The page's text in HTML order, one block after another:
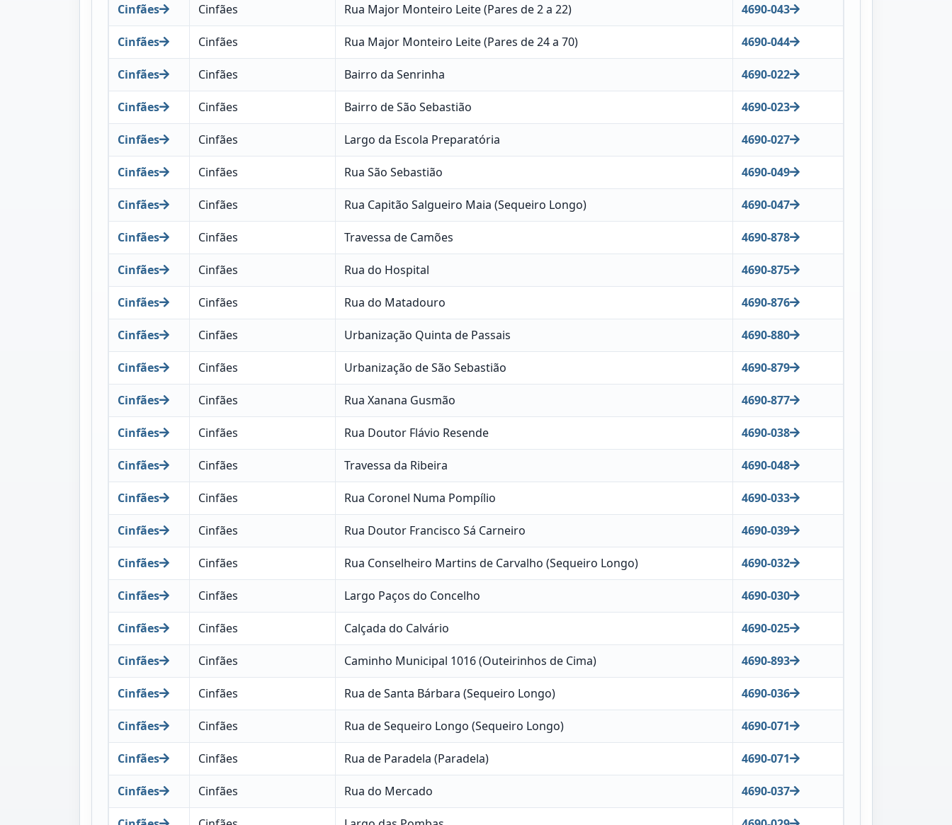
Cinfães Cinfães Rua Major Monteiro Leite (Pares de 2 a 22) 4690-043
Cinfães Cinfães Rua Major Monteiro Leite (Pares de 24 a 70) 4690-044
Cinfães Cinfães Bairro da Senrinha 4690-022
Cinfães Cinfães Bairro de São Sebastião 4690-023
Cinfães Cinfães Largo da Escola Preparatória 4690-027
Cinfães Cinfães Rua São Sebastião 4690-049
Cinfães Cinfães Rua Capitão Salgueiro Maia (Sequeiro Longo) 4690-047
Cinfães Cinfães Travessa de Camões 4690-878
Cinfães Cinfães Rua do Hospital 4690-875
Cinfães Cinfães Rua do Matadouro 4690-876
Cinfães Cinfães Urbanização Quinta de Passais 4690-880
Cinfães Cinfães Urbanização de São Sebastião 4690-879
Cinfães Cinfães Rua Xanana Gusmão 4690-877
Cinfães Cinfães Rua Doutor Flávio Resende 4690-038
Cinfães Cinfães Travessa da Ribeira 4690-048
Cinfães Cinfães Rua Coronel Numa Pompílio 4690-033
Cinfães Cinfães Rua Doutor Francisco Sá Carneiro 4690-039
Cinfães Cinfães Rua Conselheiro Martins de Carvalho (Sequeiro Longo) 4690-032
Cinfães Cinfães Largo Paços do Concelho 4690-030
Cinfães Cinfães Calçada do Calvário 4690-025
Cinfães Cinfães Caminho Municipal 1016 (Outeirinhos de Cima) 4690-893
Cinfães Cinfães Rua de Santa Bárbara (Sequeiro Longo) 4690-036
Cinfães Cinfães Rua de Sequeiro Longo (Sequeiro Longo) 4690-071
Cinfães Cinfães Rua de Paradela (Paradela) 4690-071
Cinfães Cinfães Rua do Mercado 4690-037